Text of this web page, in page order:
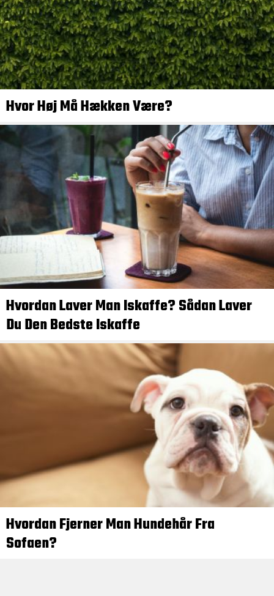
Hvor Høj Må Hækken Være?
Hvordan Laver Man Iskaffe? Sådan Laver
Du Den Bedste Iskaffe
Hvordan Fjerner Man Hundehår Fra
Sofaen?